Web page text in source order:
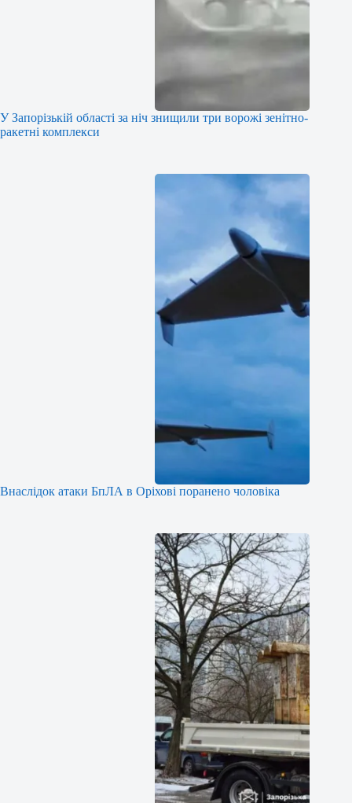
У Запорізькій області за ніч знищили три ворожі зенітно-
ракетні комплекси
Внаслідок атаки БпЛА в Оріхові поранено чоловіка